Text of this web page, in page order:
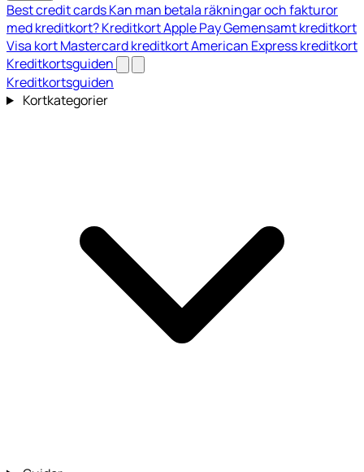
Best credit cardsKan man betala räkningar och fakturor
med kreditkort?Kreditkort Apple PayGemensamt kreditkort
Visa kortMastercard kreditkortAmerican Express kreditkort
Kreditkortsguiden
Kreditkortsguiden
Kortkategorier